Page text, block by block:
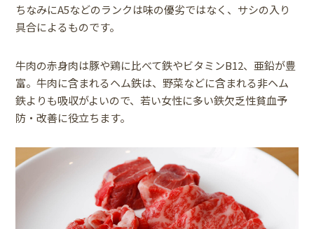
ちなみにA5などのランクは味の優劣ではなく、サシの入り
具合によるものです。
牛肉の赤身肉は豚や鶏に比べて鉄やビタミンB12、亜鉛が豊
富。牛肉に含まれるヘム鉄は、野菜などに含まれる非ヘム
鉄よりも吸収がよいので、若い女性に多い鉄欠乏性貧血予
防・改善に役立ちます。